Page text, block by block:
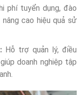
phí tuyển dụng, đào
cao hiệu quả sử
Hỗ trợ quản lý, điều
doanh nghiệp tập